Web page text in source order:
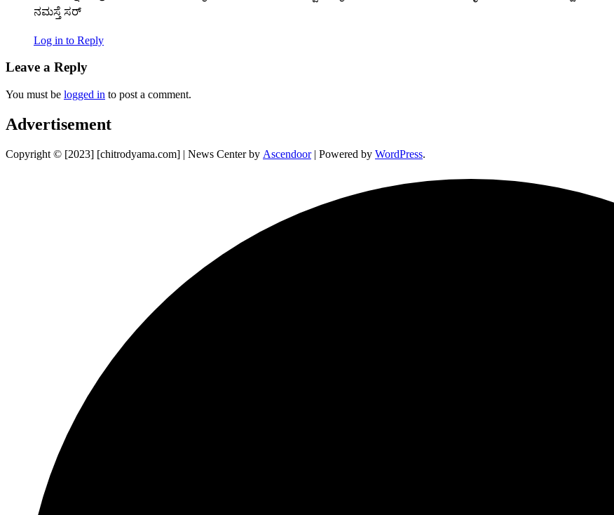
ನಮಸ್ತೆ ಸರ್
Log in to Reply
Leave a Reply
You must be logged in to post a comment.
Advertisement
Copyright © [2023] [chitrodyama.com] | News Center by Ascendoor| Powered by WordPress.